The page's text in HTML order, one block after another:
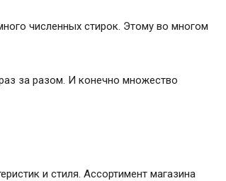
численных стирок. Этому во многом
за разом. И конечно множество
и стиля. Ассортимент магазина